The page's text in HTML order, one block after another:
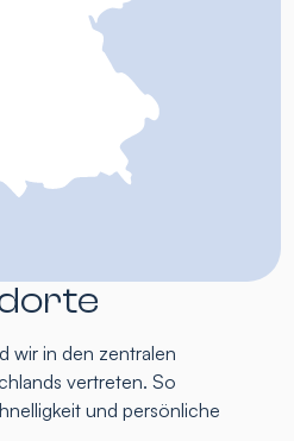
wir in den zentralen
vertreten. So
und persönliche